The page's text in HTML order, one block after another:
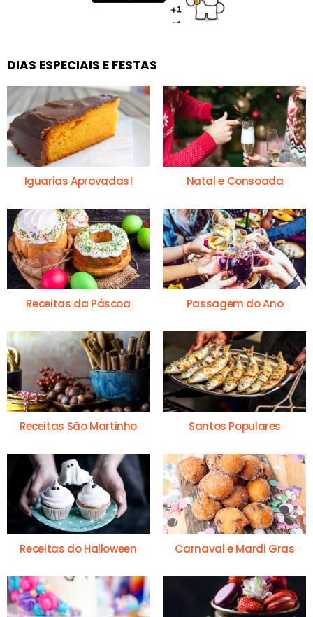
DIAS ESPECIAIS E FESTAS
Iguarias Aprovadas! Natal e Consoada
Receitas da Páscoa Passagem do Ano
Receitas São Martinho Santos Populares
Receitas do Halloween Carnaval e Mardi Gras